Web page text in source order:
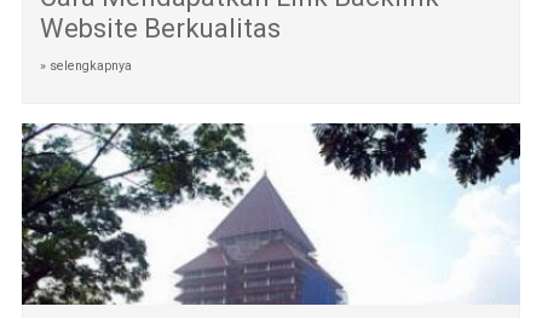
Website Berkualitas
» selengkapnya